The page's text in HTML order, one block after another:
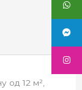
од 12 м²,